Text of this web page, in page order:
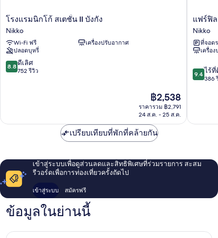
โรง
แร
มนิก
โก้
ส
เตชั่
น
โรงแรมนิกโก้ สเตชั่น II บังกัง
Nikko
Wi-Fi ฟรี
เครื่องปรับอากาศ
ปลอดบุหรี่
8.8
จาก
8.8 ดีเลิศ
752 รีวิว
ราคา
ปัจจุบัน
คือ
฿2,538
ราคารวม ฿2,791
24 ส.ค. - 25 ส.ค.
แฟร์
ฟิลด์
บาย
มา
ริ
โท
จิกิ
แฟร์ฟิ
Nikko
ที่จอด
เครื่อ
9.4
จาก
386
9.4 ไร้ที่
386
เปรียบเทียบที่พักที่คล้ายกัน
เข้าสู่ระบบเพื่อดูส่วนลดและสิทธิพิเศษที่ร่วมรายการ สะสม
รีวอร์ดเพื่อการท่องเที่ยวครั้งถัดไป
เข้าสู่ระบบ สมัครฟรี
ข้อมูลในย่านนี้